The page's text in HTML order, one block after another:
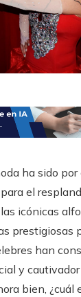
ha sido por
el
icónicas
prestigiosas
han
y
bien, ¿cuál